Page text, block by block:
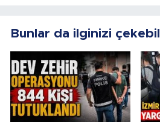
Bunlar da ilginizi